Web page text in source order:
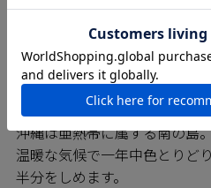
りの見栄えもよく、オーダー
ドのシャツでも多く採用され
青い海、青い空、まぶしい日
木々･･･。
沖縄は亜熱帯に属する南の島
温暖な気候で一年中色とりど
半分をしめます。